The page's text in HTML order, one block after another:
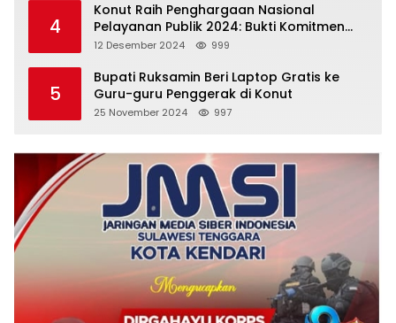
4
Konut Raih Penghargaan Nasional
Pelayanan Publik 2024: Bukti Komitmen
Menuju Pelayanan Prima
12 Desember 2024 999
5
Bupati Ruksamin Beri Laptop Gratis ke
Guru-guru Penggerak di Konut
25 November 2024 997